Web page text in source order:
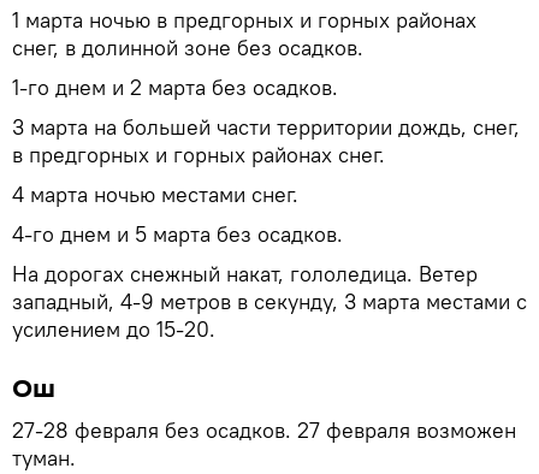
1 марта ночью в предгорных и горных районах
снег, в долинной зоне без осадков.
1-го днем и 2 марта без осадков.
3 марта на большей части территории дождь, снег,
в предгорных и горных районах снег.
4 марта ночью местами снег.
4-го днем и 5 марта без осадков.
На дорогах снежный накат, гололедица. Ветер
западный, 4-9 метров в секунду, 3 марта местами с
усилением до 15-20.
Ош
27-28 февраля без осадков. 27 февраля возможен
туман.